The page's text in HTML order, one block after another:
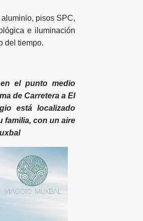
pisos SPC,
e iluminación
del tiempo.
el punto medio
de Carretera a El
está localizado
familia, con un aire